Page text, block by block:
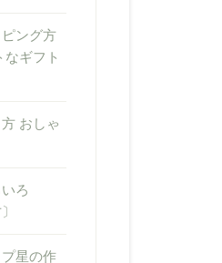
ング方
ギフト
おしゃ
いろ
星の作